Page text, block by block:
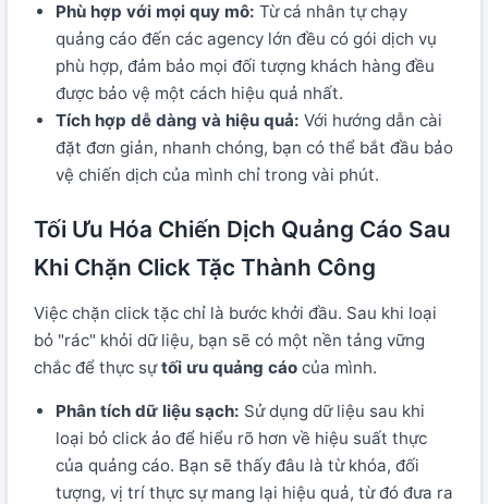
Phù hợp với mọi quy mô: Từ cá nhân tự chạy
quảng cáo đến các agency lớn đều có gói dịch vụ
phù hợp, đảm bảo mọi đối tượng khách hàng đều
được bảo vệ một cách hiệu quả nhất.
Tích hợp dễ dàng và hiệu quả: Với hướng dẫn cài
đặt đơn giản, nhanh chóng, bạn có thể bắt đầu bảo
vệ chiến dịch của mình chỉ trong vài phút.
Tối Ưu Hóa Chiến Dịch Quảng Cáo Sau
Khi Chặn Click Tặc Thành Công
Việc chặn click tặc chỉ là bước khởi đầu. Sau khi loại
bỏ "rác" khỏi dữ liệu, bạn sẽ có một nền tảng vững
chắc để thực sựtối ưu quảng cáo của mình.
Phân tích dữ liệu sạch: Sử dụng dữ liệu sau khi
loại bỏ click ảo để hiểu rõ hơn về hiệu suất thực
của quảng cáo. Bạn sẽ thấy đâu là từ khóa, đối
tượng, vị trí thực sự mang lại hiệu quả, từ đó đưa ra